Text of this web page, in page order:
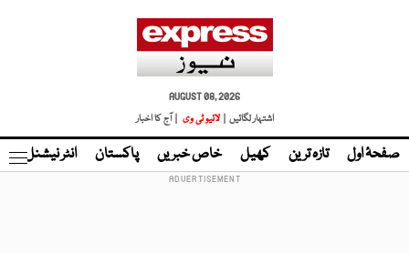
AUGUST 08, 2026
اشتہار لگائیں |
لائیو ٹی وی | آج کا اخبار
صفحۂ اول تازہ ترین کھیل خاص خبریں پاکستان انٹر نیشنل